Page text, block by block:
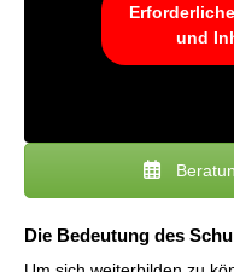
und
Die Bedeutung des